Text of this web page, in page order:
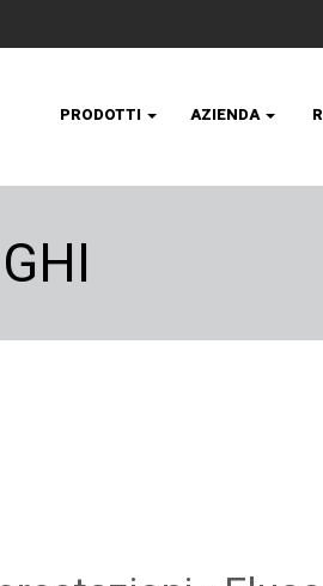
PRODOTTI AZIENDA